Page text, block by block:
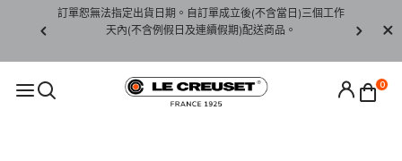
下水)，若
訂單恕無法指定出貨日期。自訂單成立後(不含當日)三個工作
天內(不含例假日及連續假期)配送商品。
請至
0